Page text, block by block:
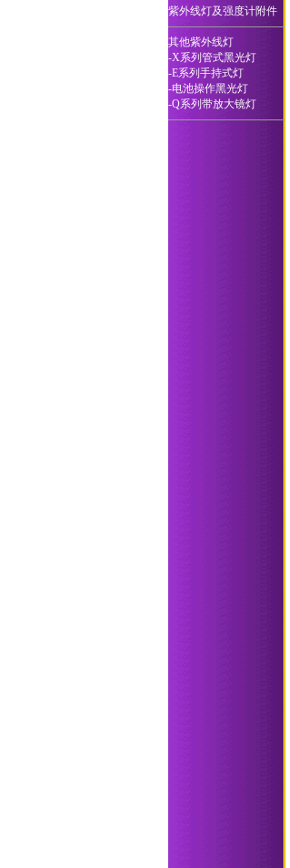
紫外线灯及强度计附件
其他紫外线灯
-X系列管式黑光灯
-E系列手持式灯
-电池操作黑光灯
-Q系列带放大镜灯